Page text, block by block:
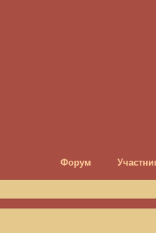
Форум